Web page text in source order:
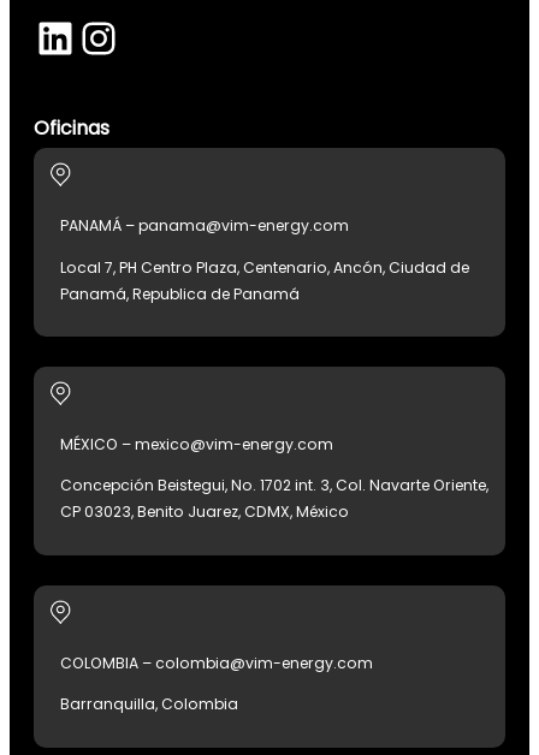
LinkedIn Instagram
Oficinas
PANAMÁ – panama@vim-energy.com
Local 7, PH Centro Plaza, Centenario, Ancón, Ciudad de
Panamá, Republica de Panamá
MÉXICO – mexico@vim-energy.com
Concepción Beistegui, No. 1702 int. 3, Col. Navarte Oriente,
CP 03023, Benito Juarez, CDMX, México
COLOMBIA – colombia@vim-energy.com
Barranquilla, Colombia